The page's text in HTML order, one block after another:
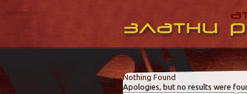
Nothing Found
Apologies, but no results were